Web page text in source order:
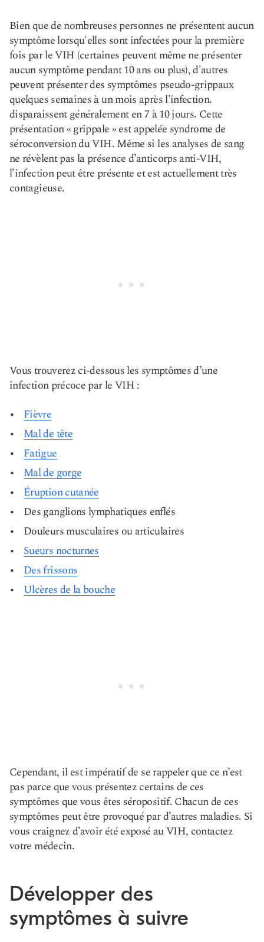
Bien que de nombreuses personnes ne présentent aucun
symptôme lorsqu'elles sont infectées pour la première
fois par le VIH (certaines peuvent même ne présenter
aucun symptôme pendant 10 ans ou plus), d'autres
peuvent présenter des symptômes pseudo-grippaux
quelques semaines à un mois après l'infection.
disparaissent généralement en 7 à 10 jours. Cette
présentation « grippale » est appelée syndrome de
séroconversion du VIH. Même si les analyses de sang
ne révèlent pas la présence d’anticorps anti-VIH,
l’infection peut être présente et est actuellement très
contagieuse.
Vous trouverez ci-dessous les symptômes d’une
infection précoce par le VIH :
Fièvre
Mal de tête
Fatigue
Mal de gorge
Éruption cutanée
Des ganglions lymphatiques enflés
Douleurs musculaires ou articulaires
Sueurs nocturnes
Des frissons
Ulcères de la bouche
Cependant, il est impératif de se rappeler que ce n’est
pas parce que vous présentez certains de ces
symptômes que vous êtes séropositif. Chacun de ces
symptômes peut être provoqué par d’autres maladies. Si
vous craignez d’avoir été exposé au VIH, contactez
votre médecin.
Développer des
symptômes à suivre